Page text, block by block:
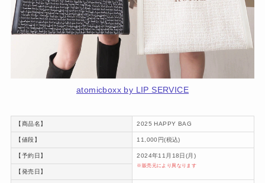
atomicboxx by LIP SERVICE
【商品名】 2025 HAPPY BAG
【値段】 11,000円(税込)
【予約日】 2024年11月18日(月)
※販売元により異なります
【発売日】